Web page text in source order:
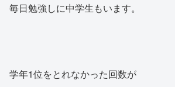
毎日勉強しに中学生もいます。
学年1位をとれなかった回数が